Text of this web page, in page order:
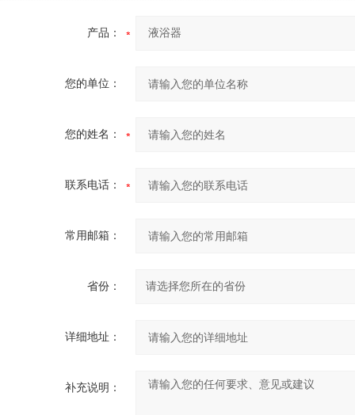
产品：
您的单位：
您的姓名：
联系电话：
常用邮箱：
省份：
详细地址：
补充说明：